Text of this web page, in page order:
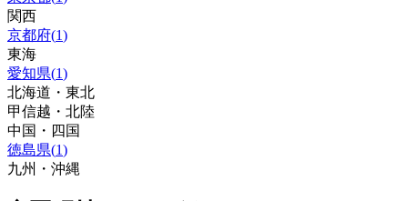
関西
京都府(1)
東海
愛知県(1)
北海道・東北
甲信越・北陸
中国・四国
徳島県(1)
九州・沖縄